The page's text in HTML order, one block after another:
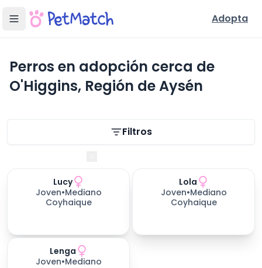
Adopta
Perros en adopción cerca de
O'Higgins, Región de Aysén
Filtros
Lucy
Joven•Mediano
Coyhaique
Lola
Joven•Mediano
Coyhaique
Lenga
Joven•Mediano